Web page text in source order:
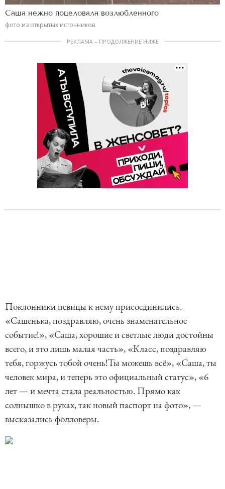
Саша нежно поцеловала возлюбленного
фото из открытых источников
РЕКЛАМА – ПРОДОЛЖЕНИЕ НИЖЕ
Поклонники певицы к нему присоединились.
«Сашенька, поздравляю, очень знаменательное
событие!», «Саша, хорошие и светлые люди достойны
всего, и это лишь малая часть», «Класс, поздравляю
тебя, горжусь тобой очень!Ты можешь всё», «Саша, ты
человек мира, и теперь это официальный статус», «6
лет — и мечта стала реальностью. Прямо как
солнышко в руках, так новый паспорт на фото», —
высказались фолловеры.